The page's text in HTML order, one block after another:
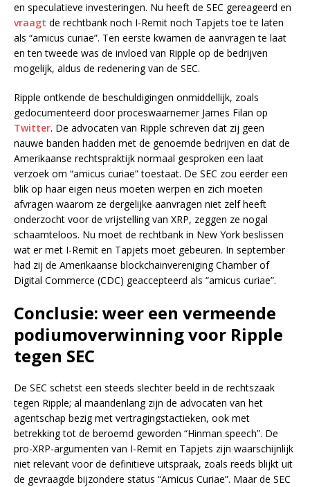
en speculatieve investeringen. Nu heeft de SEC gereageerd en
vraagt de rechtbank noch I-Remit noch Tapjets toe te laten
als “amicus curiae”. Ten eerste kwamen de aanvragen te laat
en ten tweede was de invloed van Ripple op de bedrijven
mogelijk, aldus de redenering van de SEC.
Ripple ontkende de beschuldigingen onmiddellijk, zoals
gedocumenteerd door proceswaarnemer James Filan op
Twitter. De advocaten van Ripple schreven dat zij geen
nauwe banden hadden met de genoemde bedrijven en dat de
Amerikaanse rechtspraktijk normaal gesproken een laat
verzoek om “amicus curiae” toestaat. De SEC zou eerder een
blik op haar eigen neus moeten werpen en zich moeten
afvragen waarom ze dergelijke aanvragen niet zelf heeft
onderzocht voor de vrijstelling van XRP, zeggen ze nogal
schaamteloos. Nu moet de rechtbank in New York beslissen
wat er met I-Remit en Tapjets moet gebeuren. In september
had zij de Amerikaanse blockchainvereniging Chamber of
Digital Commerce (CDC) geaccepteerd als “amicus curiae”.
Conclusie: weer een vermeende
podiumoverwinning voor Ripple
tegen SEC
De SEC schetst een steeds slechter beeld in de rechtszaak
tegen Ripple; al maandenlang zijn de advocaten van het
agentschap bezig met vertragingstactieken, ook met
betrekking tot de beroemd geworden “Hinman speech”. De
pro-XRP-argumenten van I-Remit en Tapjets zijn waarschijnlijk
niet relevant voor de definitieve uitspraak, zoals reeds blijkt uit
de gevraagde bijzondere status “Amicus Curiae”. Maar de SEC